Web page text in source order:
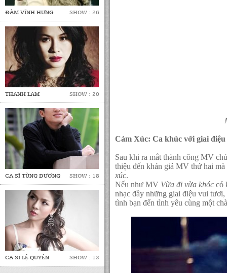
ĐÀM VĨNH HƯNG SHOW : 26
THANH LAM SHOW : 20
CA SĨ TÙNG DƯƠNG SHOW : 18
CA SĨ LỆ QUYÊN SHOW : 13
Cảm Xúc: Ca khúc với giai
Sau khi ra mắt thành công MV
thiệu đến khán giả MV thứ hai
xúc.
Nếu như MV Vừa đi vừa khóc có
nhạc đầy những giai điệu vui
tình bạn đến tình yêu cùng một